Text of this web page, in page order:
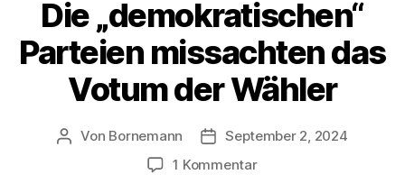
Die „demokratischen“
Parteien missachten das
Votum der Wähler
Beitragsautor
Von Bornemann Veröffentlichungsdatum
September 2, 2024
1 Kommentarzu